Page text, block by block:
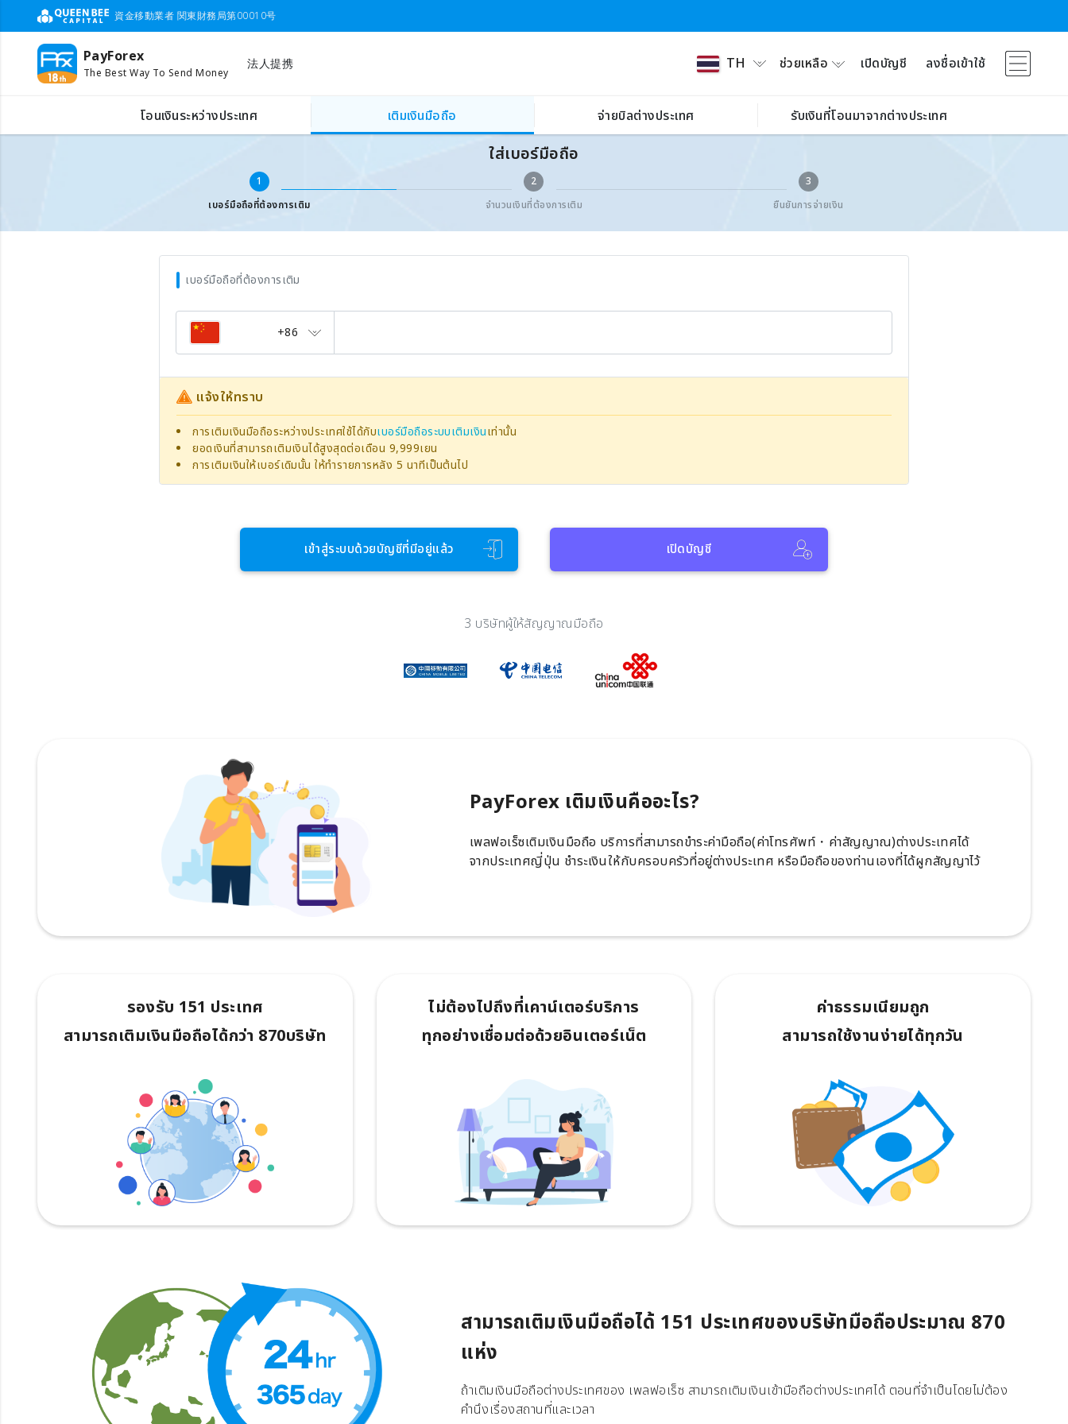
資金移動業者 関東財務局第00010号
PayForex
The Best Way To Send Money
法人提携 TH ช่วยเหลือ เปิดบัญชี ลงชื่อเข้าใช้
โอนเงินระหว่างประเทศ เติมเงินมือถือ จ่ายบิลต่างประเทศ รับเงินที่โอนมาจากต่างประเทศ
เติมเงินเบอร์มือถือต่างประเทศ ใส่เบอร์มือถือ
ใส่เบอร์มือถือ
1
เบอร์มือถือที่ต้องการเติม
2
จำนวนเงินที่ต้องการเติม
3
ยืนยันการจ่ายเงิน
เบอร์มือถือที่ต้องการเติม
+86
แจ้งให้ทราบ
การเติมเงินมือถือระหว่างประเทศใช้ได้กับเบอร์มือถือระบบเติมเงินเท่านั้น
ยอดเงินที่สามารถเติมเงินได้สูงสุดต่อเดือน 9,999เยน
การเติมเงินให้เบอร์เดิมนั้น ให้ทำรายการหลัง 5 นาทีเป็นต้นไป
เข้าสู่ระบบด้วยบัญชีที่มีอยู่แล้ว เปิดบัญชี
3 บริษัทผู้ให้สัญญาณมือถือ
PayForex เติมเงินคืออะไร?
เพลฟอเร็ซเติมเงินมือถือ บริการที่สามารถขำระค่ามือถือ(ค่าโทรศัพท์・ค่าสัญญาณ)ต่างประเทศได้
จากประเทศญี่ปุ่น ชำระเงินให้กับครอบครัวที่อยู่ต่างประเทศ หรือมือถือของท่านเองที่ได้ผูกสัญญาไว้
รองรับ 151 ประเทศ
สามารถเติมเงินมือถือได้กว่า 870บริษัท
ไม่ต้องไปถึงที่เคาน์เตอร์บริการ
ทุกอย่างเชื่อมต่อด้วยอินเตอร์เน็ต
ค่าธรรมเนียมถูก
สามารถใช้งานง่ายได้ทุกวัน
สามารถเติมเงินมือถือได้ 151 ประเทศของบริษัทมือถือประมาณ 870
แห่ง
ถ้าเติมเงินมือถือต่างประเทศของ เพลฟอเร็ซ สามารถเติมเงินเข้ามือถือต่างประเทศได้ ตอนที่จำเป็นโดยไม่ต้อง
คำนึงเรื่องสถานที่และเวลา